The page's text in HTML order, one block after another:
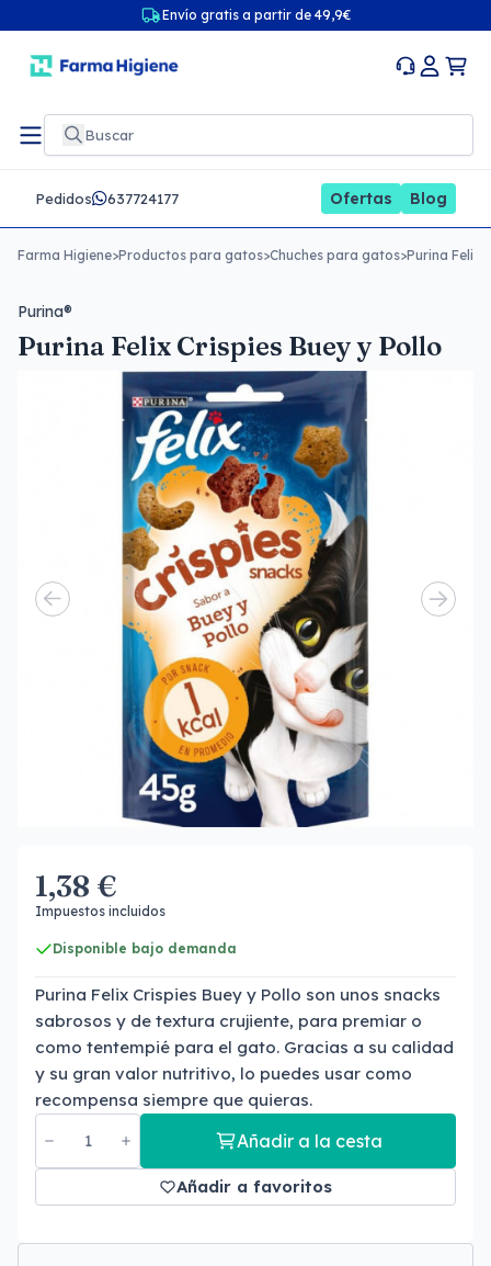
Envío gratis a partir de 49,9€
Pedidos 637724177 Ofertas Blog
Farma Higiene>Productos para gatos>Chuches para gatos>Purina Felix
Purina®
Purina Felix Crispies Buey y Pollo
1,38 €
Impuestos incluidos
Disponible bajo demanda
Purina Felix Crispies Buey y Pollo son unos snacks
sabrosos y de textura crujiente, para premiar o
como tentempié para el gato. Gracias a su calidad
y su gran valor nutritivo, lo puedes usar como
recompensa siempre que quieras.
Añadir a la cesta
Añadir a favoritos